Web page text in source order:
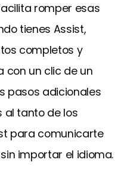
romper esas
tienes Assist,
completos y
con un clic de un
pasos adicionales
al tanto de los
para comunicarte
importar el idioma.